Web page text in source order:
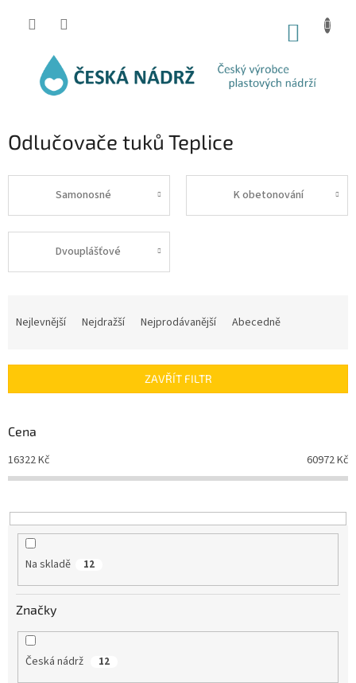
Odlučovače tuků Teplice
Samonosné K obetonování
Dvouplášťové
í
r
o
d
u
t
ů
Nejlevnější Nejdražší Nejprodávanější Abecedně
ZAVŘÍT FILTR
Cena
16322Kč 60972Kč
Na skladě 12
Značky
Česká nádrž 12